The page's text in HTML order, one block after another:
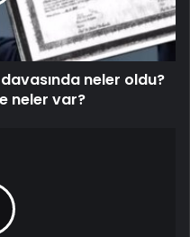
neler oldu?
neler var?